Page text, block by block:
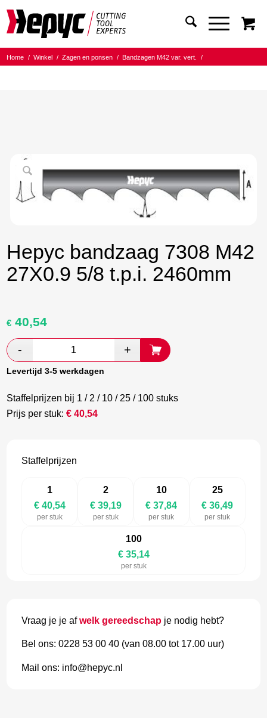
Home / Winkel / Zagen en ponsen / Bandzagen M42 var. vert.
/
Hepyc bandzaag 7308 M42
27X0.9 5/8 t.p.i. 2460mm
Oorspronkelijke
was:
€ 67,57.
€ 40,54Huidige
€ 39,19.
Levertijd 3-5 werkdagen
Staffelprijzen bij 1 / 2 / 10 / 25 / 100 stuks
Prijs per stuk:€40,54
Staffelprijzen
1
€ 40,54
per stuk
2
€ 39,19
per stuk
10
€ 37,84
per stuk
25
€ 36,49
per stuk
100
€ 35,14
per stuk
Vraag je je afwelk gereedschap je nodig hebt?
Bel ons: 0228 53 00 40 (van 08.00 tot 17.00 uur)
Mail ons: info@hepyc.nl